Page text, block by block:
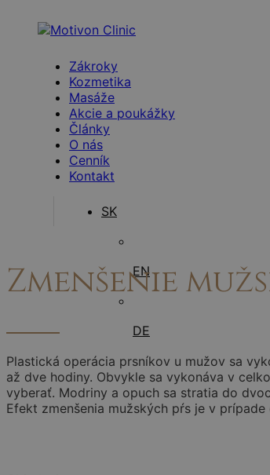
Zákroky
Kozmetika
Masáže
Akcie a poukážky
Články
O nás
Cenník
Kontakt
SK
EN
DE
Zmenšenie
Plastická operácia prsníkov u mužov sa
až dve hodiny. Obvykle sa vykonáva v
vyberať. Modriny a opuch sa stratia do
Efekt zmenšenia mužských pŕs je v